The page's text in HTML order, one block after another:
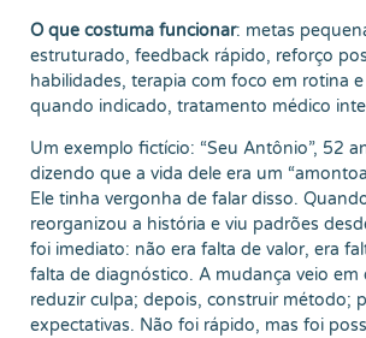
O que costuma funcionar: metas
estruturado, feedback rápido, reforço
habilidades, terapia com foco em rotina
quando indicado, tratamento médico
Um exemplo fictício: “Seu Antônio”, 52
dizendo que a vida dele era um
Ele tinha vergonha de falar disso.
reorganizou a história e viu padrões
foi imediato: não era falta de valor, era
falta de diagnóstico. A mudança veio em
reduzir culpa; depois, construir método;
expectativas. Não foi rápido, mas foi